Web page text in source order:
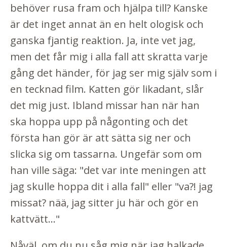
behöver rusa fram och hjälpa till? Kanske
är det inget annat än en helt ologisk och
ganska fjantig reaktion. Ja, inte vet jag,
men det får mig i alla fall att skratta varje
gång det händer, för jag ser mig själv som i
en tecknad film. Katten gör likadant, slår
det mig just. Ibland missar han när han
ska hoppa upp på någonting och det
första han gör är att sätta sig ner och
slicka sig om tassarna. Ungefär som om
han ville säga: "det var inte meningen att
jag skulle hoppa dit i alla fall" eller "va?! jag
missat? nää, jag sitter ju här och gör en
kattvätt..."